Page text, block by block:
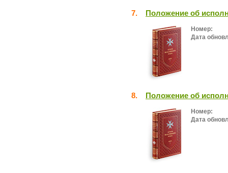
7. Положение об
Номер:
Дата
8. Положение об
Номер:
Дата